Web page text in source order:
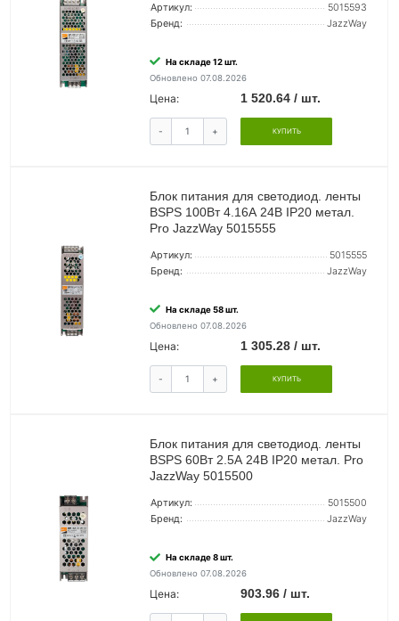
Артикул:
5015593
Бренд:
JazzWay
На складе 12 шт.
Обновлено 07.08.2026
Цена: 1 520.64 / шт.
- + КУПИТЬ
Блок питания для светодиод. ленты
BSPS 100Вт 4.16А 24В IP20 метал.
Pro JazzWay 5015555
Артикул:
5015555
Бренд:
JazzWay
На складе 58 шт.
Обновлено 07.08.2026
Цена: 1 305.28 / шт.
- + КУПИТЬ
Блок питания для светодиод. ленты
BSPS 60Вт 2.5А 24В IP20 метал. Pro
JazzWay 5015500
Артикул:
5015500
Бренд:
JazzWay
На складе 8 шт.
Обновлено 07.08.2026
Цена: 903.96 / шт.